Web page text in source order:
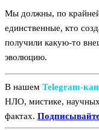
Мы должны, по
единственные, кто
получили какую-то
эволюцию.
В нашем
НЛО, мистике, научных
фактах.